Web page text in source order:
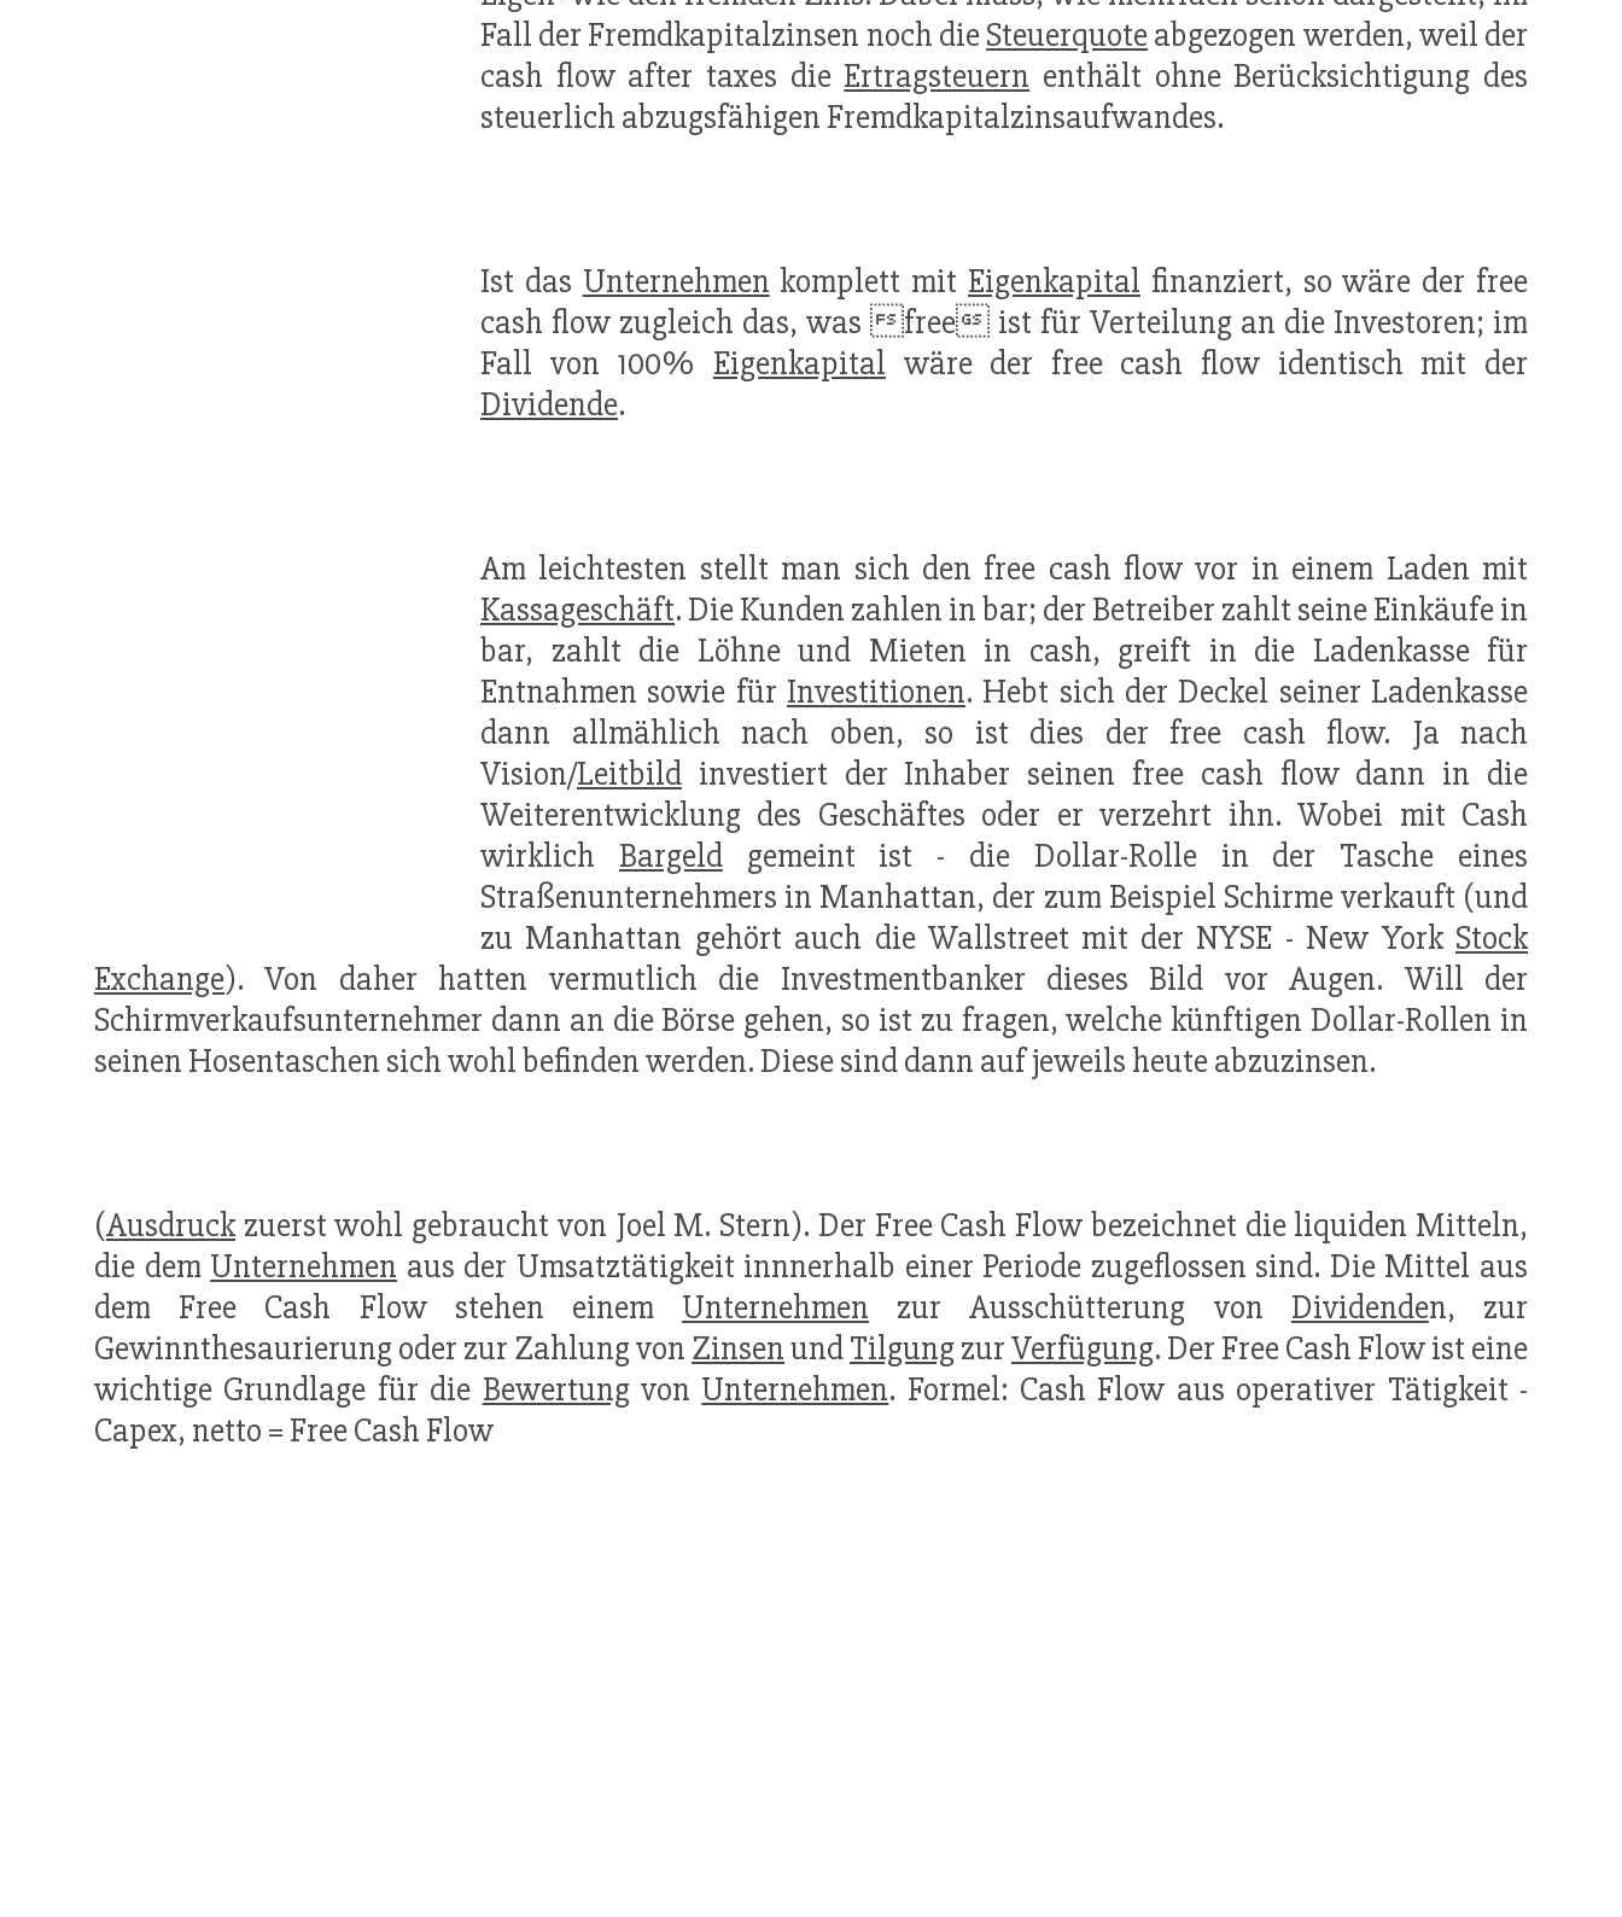
Fall der Fremdkapitalzinsen noch dieSteuerquoteabgezogen werden, weil der
cash flow after taxes die Ertragsteuern enthält ohne Berücksichtigung des
steuerlich abzugsfähigen Fremdkapitalzinsaufwandes.
Ist das Unternehmen komplett mit Eigenkapital finanziert, so wäre der free
cash flow zugleich das, was free ist für Verteilung an die Investoren; im
Fall von 100% Eigenkapital wäre der free cash flow identisch mit der
Dividende.
Am leichtesten stellt man sich den free cash flow vor in einem Laden mit
Kassageschäft. Die Kunden zahlen in bar; der Betreiber zahlt seine Einkäufe in
bar, zahlt die Löhne und Mieten in cash, greift in die Ladenkasse für
Entnahmen sowie für Investitionen. Hebt sich der Deckel seiner Ladenkasse
dann allmählich nach oben, so ist dies der free cash flow. Ja nach
Vision/Leitbild investiert der Inhaber seinen free cash flow dann in die
Weiterentwicklung des Geschäftes oder er verzehrt ihn. Wobei mit Cash
wirklich Bargeldgemeint ist - die Dollar-Rolle in der Tasche eines
Straßenunternehmers in Manhattan, der zum Beispiel Schirme verkauft (und
zu Manhattan gehört auch die Wallstreet mit der NYSE - New York Stock
Exchange). Von daher hatten vermutlich die Investmentbanker dieses Bild vor Augen. Will der
Schirmverkaufsunternehmer dann an die Börse gehen, so ist zu fragen, welche künftigen Dollar-Rollen in
seinen Hosentaschen sich wohl befinden werden. Diese sind dann auf jeweils heute abzuzinsen.
(Ausdruck zuerst wohl gebraucht von Joel M. Stern). Der Free Cash Flow bezeichnet die liquiden Mitteln,
die dem Unternehmen aus der Umsatztätigkeit innnerhalb einer Periode zugeflossen sind. Die Mittel aus
dem Free Cash Flow stehen einem Unternehmen zur Ausschütterung von Dividenden, zur
Gewinnthesaurierung oder zur Zahlung von ZinsenundTilgungzurVerfügung. Der Free Cash Flow ist eine
wichtige Grundlage für die Bewertungvon Unternehmen. Formel: Cash Flow aus operativer Tätigkeit -
Capex, netto = Free Cash Flow